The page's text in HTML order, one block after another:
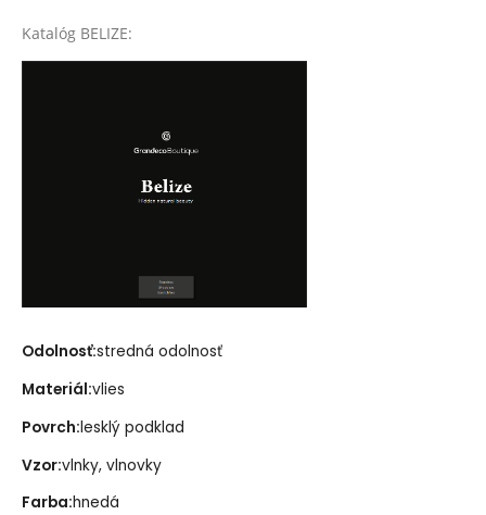
Katalóg BELIZE:
Odolnosť:stredná odolnosť
Materiál:vlies
Povrch:lesklý podklad
Vzor:vlnky, vlnovky
Farba:hnedá